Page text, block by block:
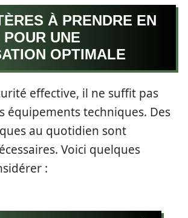
À PRENDRE EN
UNE
OPTIMALE
effective, il ne suffit pas
équipements techniques. Des
au quotidien sont
Voici quelques
: